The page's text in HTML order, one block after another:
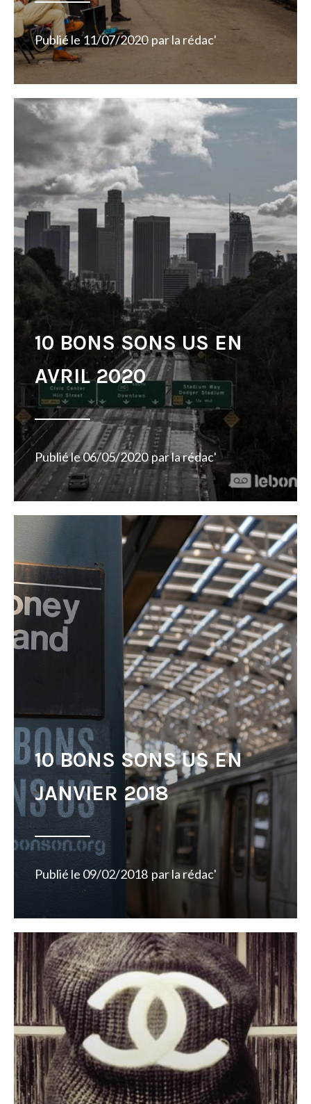
Publié le11/07/2020 parla rédac'
10 BONS SONS US EN
AVRIL 2020
Publié le06/05/2020 parla rédac'
10 BONS SONS US EN
JANVIER 2018
Publié le 09/02/2018 parla rédac'